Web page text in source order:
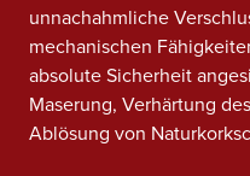
unnachahmliche
mechanischen
absolute Sicherheit
Maserung, Verhärtung
Ablösung von